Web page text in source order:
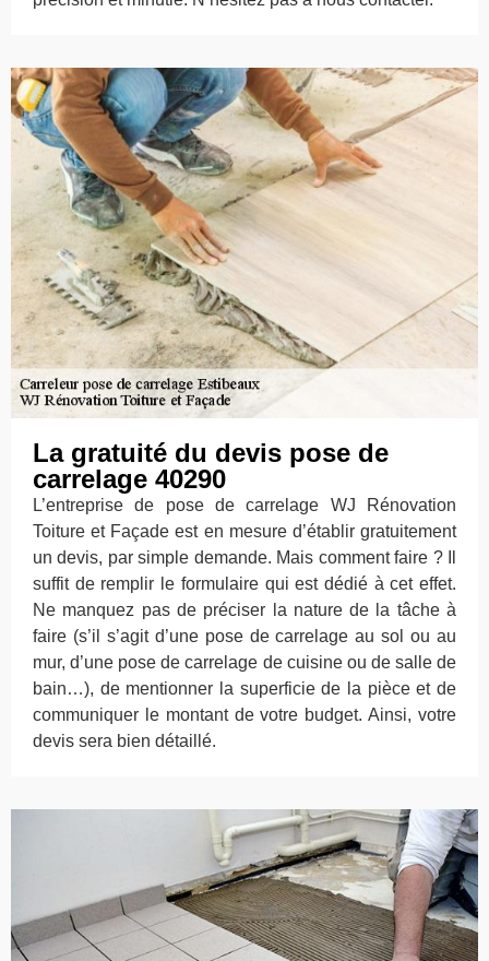
La gratuité du devis pose de
carrelage 40290
L’entreprise de pose de carrelage WJ Rénovation
Toiture et Façade est en mesure d’établir gratuitement
un devis, par simple demande. Mais comment faire ? Il
suffit de remplir le formulaire qui est dédié à cet effet.
Ne manquez pas de préciser la nature de la tâche à
faire (s’il s’agit d’une pose de carrelage au sol ou au
mur, d’une pose de carrelage de cuisine ou de salle de
bain…), de mentionner la superficie de la pièce et de
communiquer le montant de votre budget. Ainsi, votre
devis sera bien détaillé.